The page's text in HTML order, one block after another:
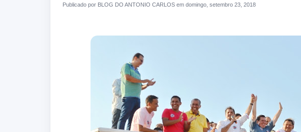
Publicado por BLOG DO ANTONIO CARLOS em domingo, setembro 23, 2018